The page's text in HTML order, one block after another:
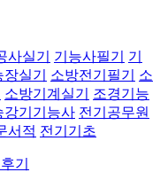
사실기 기능사필기
기
실기 소방전기필기
소
소방기계실기
조경기능
강기기능사 전기공무원
서적 전기기초
기